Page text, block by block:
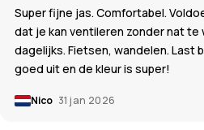
Super fijne jas. Comfortabel.
dat je kan ventileren zonder nat te
dagelijks. Fietsen, wandelen. Last
goed uit en de kleur is super!
Nico 31 jan 2026